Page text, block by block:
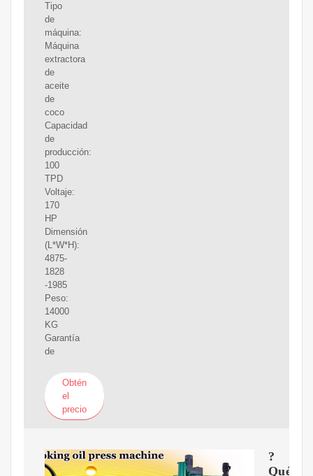
Tipo
de
máquina:
Máquina
extractora
de
aceite
de
coco
Capacidad
de
producción:
100
TPD
Voltaje:
170
HP
Dimensión
(L*W*H):
4875-
1828
-1985
Peso:
14000
KG
Garantía
de
Obtén
el
precio
?
Qué